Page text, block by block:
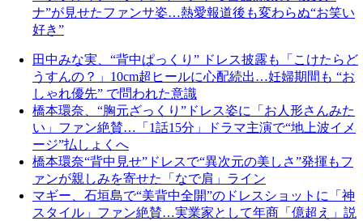
ナ”が見せたファンサ姿…熱愛報道後も変わらぬ“お笑い
好き”
田中みな実、“背中ぱっくり” ドレス披露も「こけたらど
うすんの？」10cm超ヒールに心配続出…妊婦期間も “お
しゃれ優先” で問われた意識
橋本環奈、“胸元ざっくり”ドレス姿に「お人形さんみた
い」ファン絶賛…「1話15分」ドラマ主演で“地上波イメ
ージ”払しょくへ
橋本環奈“背中見せ”ドレスで“異次元の美しさ”発揮もフ
ァンが親しみを寄せた「なで肩」ライン
マギー、石垣島で“美背中全開”のドレスショットに「神
スタイル」ファン絶賛…実業家として年商「億超え」説